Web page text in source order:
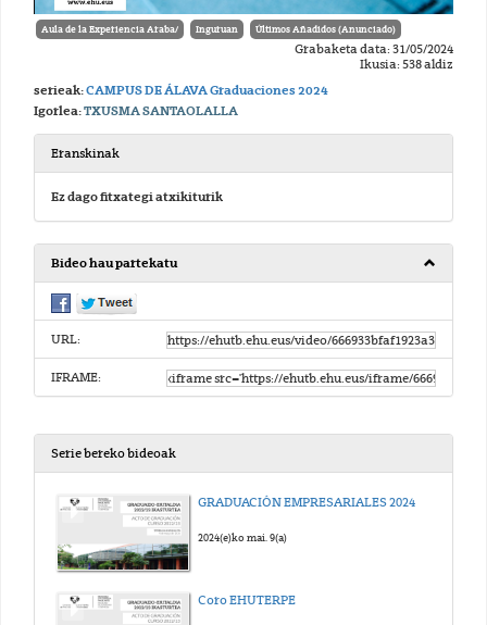
Aula de la Experiencia Araba/ Inguruan Últimos Añadidos (Anunciado)
Grabaketa data: 31/05/2024
Ikusia: 538 aldiz
serieak:CAMPUS DE ÁLAVA Graduaciones 2024
Igorlea:TXUSMA SANTAOLALLA
Eranskinak
Ez dago fitxategi atxikiturik
Bideo hau partekatu
URL:
IFRAME:
Serie bereko bideoak
GRADUACIÓN EMPRESARIALES 2024
2024(e)ko mai. 9(a)
Coro EHUTERPE